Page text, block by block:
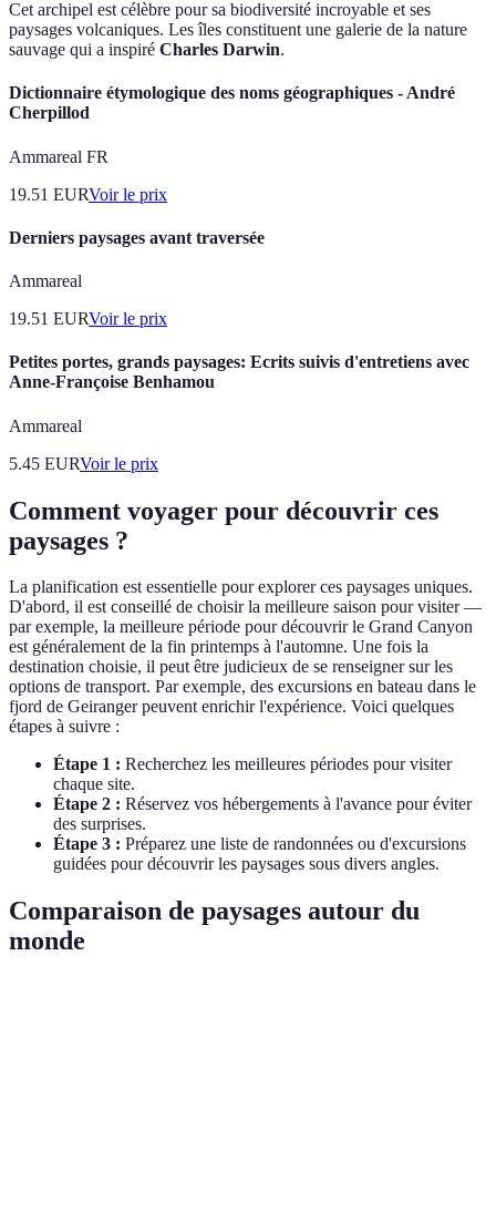
Cet archipel est célèbre pour sa biodiversité incroyable et ses
paysages volcaniques. Les îles constituent une galerie de la nature
sauvage qui a inspiré Charles Darwin.
Dictionnaire étymologique des noms géographiques - André
Cherpillod
Ammareal FR
19.51 EURVoir le prix
Derniers paysages avant traversée
Ammareal
19.51 EURVoir le prix
Petites portes, grands paysages: Ecrits suivis d'entretiens avec
Anne-Françoise Benhamou
Ammareal
5.45 EURVoir le prix
Comment voyager pour découvrir ces
paysages ?
La planification est essentielle pour explorer ces paysages uniques.
D'abord, il est conseillé de choisir la meilleure saison pour visiter —
par exemple, la meilleure période pour découvrir le Grand Canyon
est généralement de la fin printemps à l'automne. Une fois la
destination choisie, il peut être judicieux de se renseigner sur les
options de transport. Par exemple, des excursions en bateau dans le
fjord de Geiranger peuvent enrichir l'expérience. Voici quelques
étapes à suivre :
Étape 1 : Recherchez les meilleures périodes pour visiter
chaque site.
Étape 2 : Réservez vos hébergements à l'avance pour éviter
des surprises.
Étape 3 : Préparez une liste de randonnées ou d'excursions
guidées pour découvrir les paysages sous divers angles.
Comparaison de paysages autour du
monde